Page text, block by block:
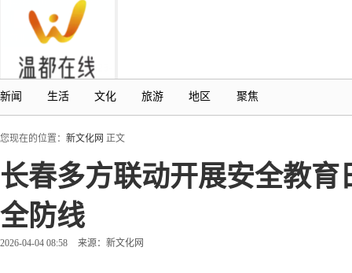
新闻 生活 文化 旅游 地区 聚焦
您现在的位置： 新文化网 正文
长春多方联动开展安全教
全防线
2026-04-04 08:58 来源：新文化网